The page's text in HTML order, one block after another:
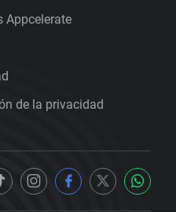
Appcelerate
de la privacidad